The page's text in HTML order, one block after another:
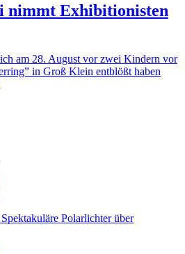
nimmt Exhibitionisten
am 28. August vor zwei Kindern vor
in Groß Klein entblößt haben
Spektakuläre Polarlichter über